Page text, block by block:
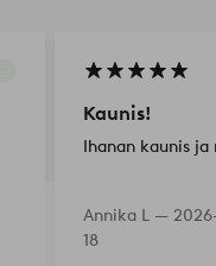
Kaunis!
Ihanan kaunis
Annika L —
18